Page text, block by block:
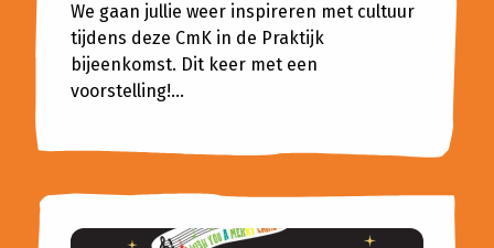
Agenda
Scholenportaal
We gaan jullie weer inspireren met cultuur
tijdens deze CmK in de Praktijk
bijeenkomst. Dit keer met een
voorstelling!...